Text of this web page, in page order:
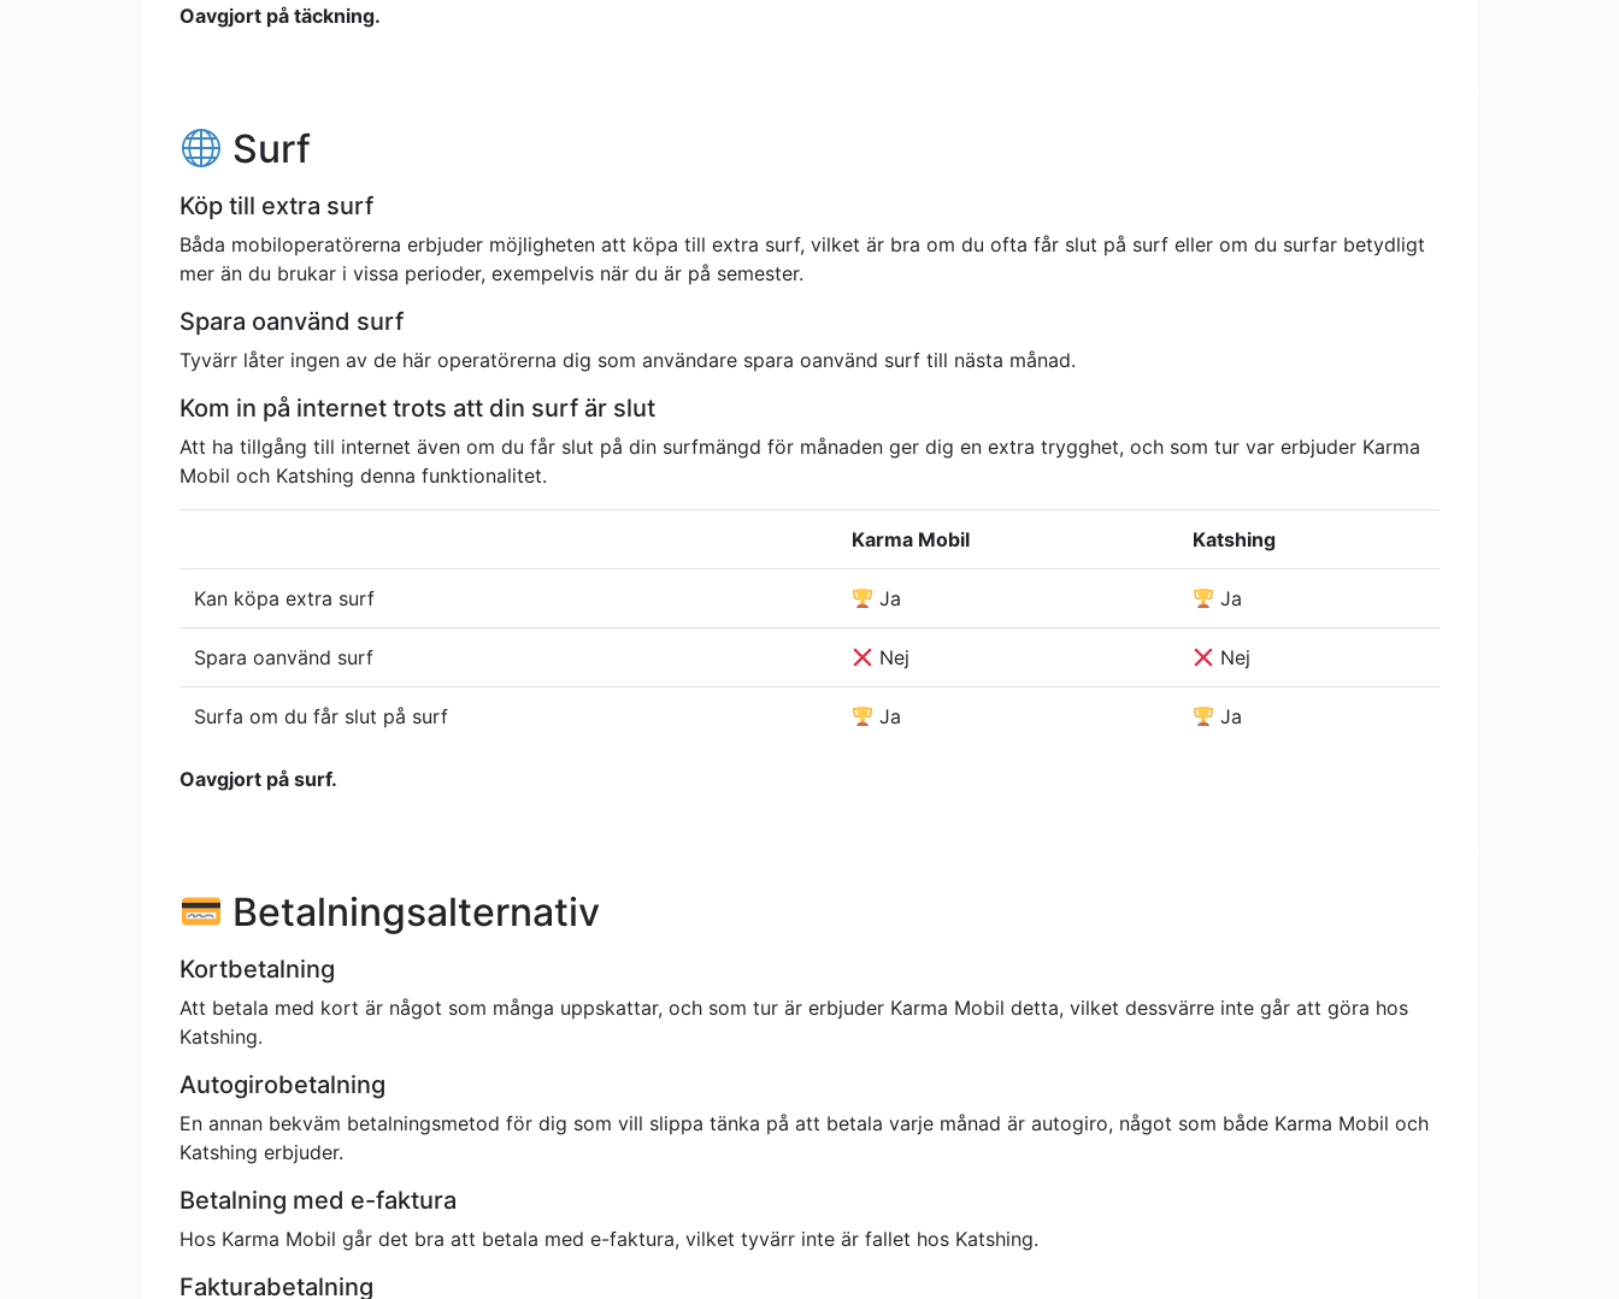
Oavgjort på täckning.
Surf
Köp till extra surf
Båda mobiloperatörerna erbjuder möjligheten att köpa till extra surf, vilket är bra om du ofta får slut på surf eller om du surfar betydligt
mer än du brukar i vissa perioder, exempelvis när du är på semester.
Spara oanvänd surf
Tyvärr låter ingen av de här operatörerna dig som användare spara oanvänd surf till nästa månad.
Kom in på internet trots att din surf är slut
Att ha tillgång till internet även om du får slut på din surfmängd för månaden ger dig en extra trygghet, och som tur var erbjuder Karma
Mobil och Katshing denna funktionalitet.
Karma Mobil Katshing
Kan köpa extra surf Ja Ja
Spara oanvänd surf Nej Nej
Surfa om du får slut på surf Ja Ja
Oavgjort på surf.
Betalningsalternativ
Kortbetalning
Att betala med kort är något som många uppskattar, och som tur är erbjuder Karma Mobil detta, vilket dessvärre inte går att göra hos
Katshing.
Autogirobetalning
En annan bekväm betalningsmetod för dig som vill slippa tänka på att betala varje månad är autogiro, något som både Karma Mobil och
Katshing erbjuder.
Betalning med e-faktura
Hos Karma Mobil går det bra att betala med e-faktura, vilket tyvärr inte är fallet hos Katshing.
Fakturabetalning